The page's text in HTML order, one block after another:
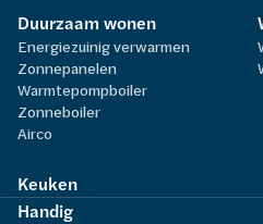
Duurzaam wonen
Energiezuinig verwarmen
Zonnepanelen
Warmtepompboiler
Zonneboiler
Airco
Keuken
Handig